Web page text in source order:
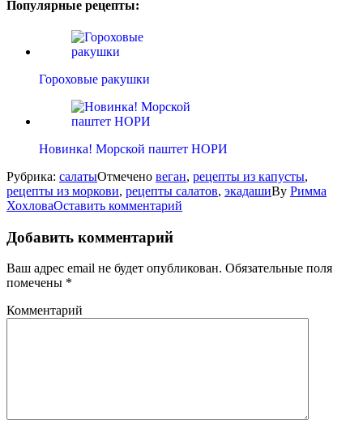
Популярные рецепты:
Гороховые ракушки
Новинка! Морской паштет НОРИ
Рубрика: салатыОтмечено веган, рецепты из капусты,
рецепты из моркови, рецепты салатов, экадашиBy Римма
ХохловаОставить комментарий
Добавить комментарий
Ваш адрес email не будет опубликован. Обязательные поля
помечены *
Комментарий